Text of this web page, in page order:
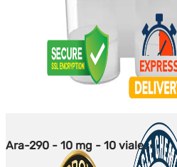
Ara-290 - 10 mg - 10 viales